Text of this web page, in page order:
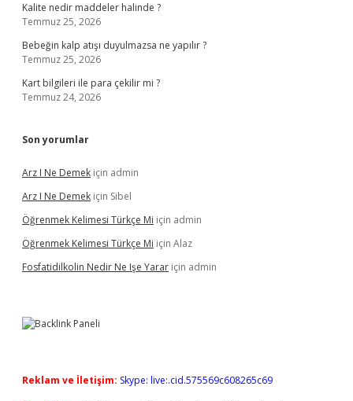
Kalite nedir maddeler halinde ?
Temmuz 25, 2026
Bebeğin kalp atışı duyulmazsa ne yapılır ?
Temmuz 25, 2026
Kart bilgileri ile para çekilir mi ?
Temmuz 24, 2026
Son yorumlar
Arz I Ne Demek için admin
Arz I Ne Demek için Sibel
Öğrenmek Kelimesi Türkçe Mi için admin
Öğrenmek Kelimesi Türkçe Mi için Alaz
Fosfatidilkolin Nedir Ne Işe Yarar için admin
Reklam ve İletişim: Skype: live:.cid.575569c608265c69